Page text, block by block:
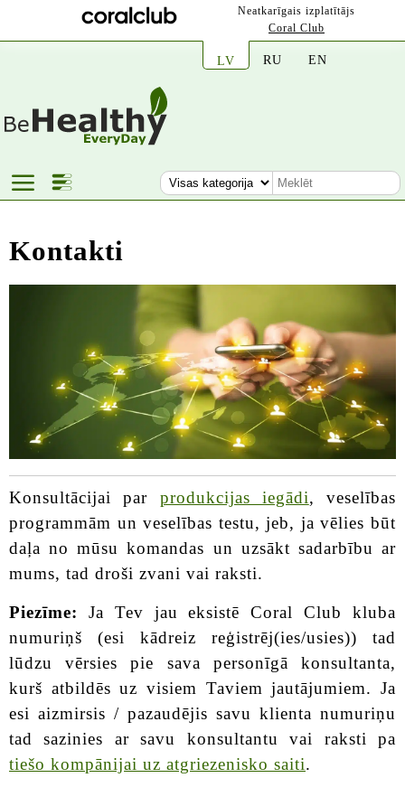
Neatkarīgais izplatītājs
Coral Club
LV RU EN
Kontakti
Konsultācijai par produkcijas iegādi, veselības
programmām un veselības testu, jeb, ja vēlies būt
daļa no mūsu komandas un uzsākt sadarbību ar
mums, tad droši zvani vai raksti.
Piezīme: Ja Tev jau eksistē Coral Club kluba
numuriņš (esi kādreiz reģistrēj(ies/usies)) tad
lūdzu vērsies pie sava personīgā konsultanta,
kurš atbildēs uz visiem Taviem jautājumiem. Ja
esi aizmirsis / pazaudējis savu klienta numuriņu
tad sazinies ar savu konsultantu vai raksti pa
tiešo kompānijai uz atgriezenisko saiti.